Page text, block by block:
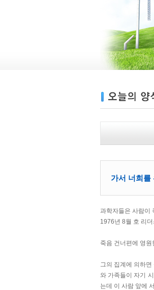
가서 너희를
과학자들은 사람이
1976년 8월 호 리
죽음 건너편에 영
그의 집계에 의하
와 가족들이 자기
는데 이 사람 앞에